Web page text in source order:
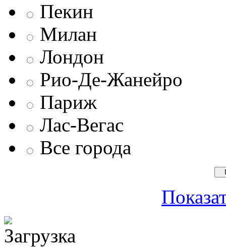
Пекин
Милан
Лондон
Рио-Де-Жанейро
Париж
Лас-Вегас
Все города